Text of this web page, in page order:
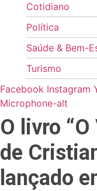
Cotidiano
Política
Saúde & Bem-
Turismo
Facebook Instagram
Microphone-alt
O livro
de
lançado